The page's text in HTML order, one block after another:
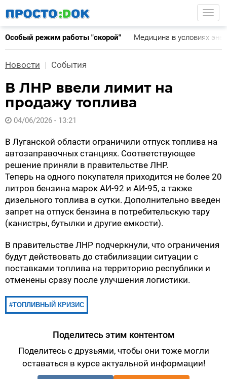
основному
содержанию
Особый режим работы "скорой" Медицина в условиях
Новости События
В ЛНР ввели лимит на
продажу топлива
04/06/2026 - 13:21
В Луганской области ограничили отпуск топлива на
автозаправочных станциях. Соответствующее
решение приняли в правительстве ЛНР.
Теперь на одного покупателя приходится не более 20
литров бензина марок АИ-92 и АИ-95, а также
дизельного топлива в сутки. Дополнительно введен
запрет на отпуск бензина в потребительскую тару
(канистры, бутылки и другие емкости).
В правительстве ЛНР подчеркнули, что ограничения
будут действовать до стабилизации ситуации с
поставками топлива на территорию республики и
отменены сразу после улучшения логистики.
ТОПЛИВНЫЙ КРИЗИС
Поделитесь этим контентом
Поделитесь с друзьями, чтобы они тоже могли
оставаться в курсе актуальной информации!